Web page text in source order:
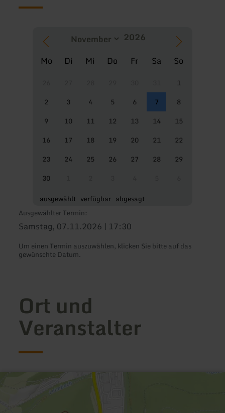
Mo Di Mi Do Fr Sa So
1
2
3 4 5 6 7
8
9
10 11 12 13 14
15
16
17 18 19 20 21
22
23
24 25 26 27 28
29
30
ausgewählt verfügbar abgesagt
Ausgewählter Termin:
Samstag, 07.11.2026 | 17:30
Um einen Termin auszuwählen, klicken Sie bitte auf das
gewünschte Datum.
Ort und
Veranstalter